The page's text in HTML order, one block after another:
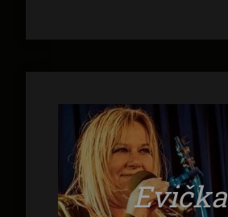
Evička